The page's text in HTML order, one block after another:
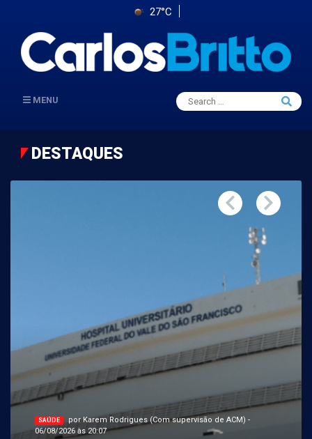
27°C
MENU
Search
for:
Search
DESTAQUES
SAÚDE
por Karem Rodrigues (Com supervisão de ACM) -
06/08/2026 às 20:07